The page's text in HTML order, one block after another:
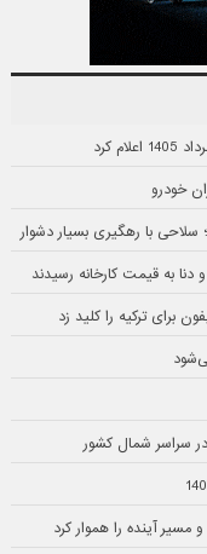
دنا به قیمت کارخانه رسیدند
سراسر شمال کشور